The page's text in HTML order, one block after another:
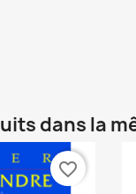
dans la
favorite_border